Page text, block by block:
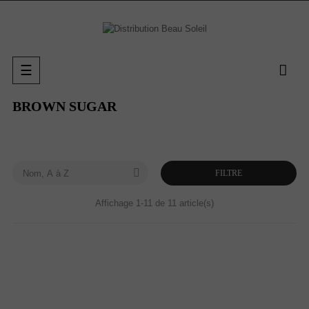
Basculer
la
☰
BROWN SUGAR
Nom, A à Z  FILTRE
Affichage 1-11 de 11 article(s)